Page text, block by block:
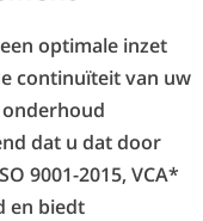
optimale inzet
continuïteit van uw
dat u dat door
9001-2015, VCA*
en biedt